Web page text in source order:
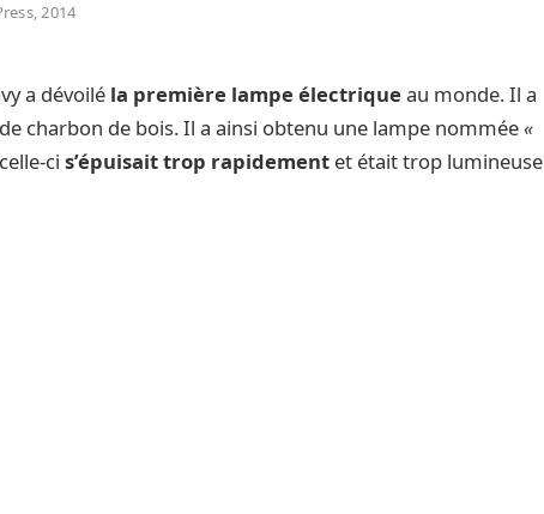
2014
a dévoilé la première lampe électrique au monde. Il a
charbon de bois. Il a ainsi obtenu une lampe nommée«
ci s’épuisait trop rapidement et était trop lumineuse